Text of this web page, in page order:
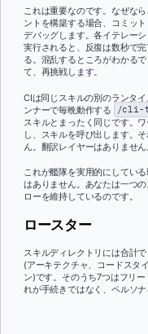
これは重要なのです。なぜな
ントを構築する場合、コミッ
デバッグします。各イテレー
実行されると、反復は数秒で
る。混乱するところがわかる
て、再挑戦します。
CIは同じスキルの別のランタ
ンナーで毎晩動作する
/cli-
スキルとまったく同じです。
し、スキルを呼び出します。
ん。翻訳レイヤーはありませ
これが艦隊を実用的にしてい
はありません。あなたは一つ
ローを維持しているのです。
ロースター
スキルディレクトリには合計
(アーキテクチャ、コードスタ
ン)です。そのうち7つはフリ
れが手続きではなく、ペルソ